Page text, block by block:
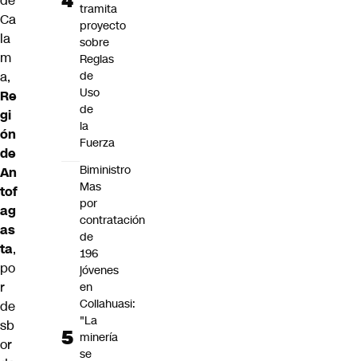
Ca
la
m
a,
Re
gi
ón
de
An
tof
ag
as
ta,
po
r
de
sb
or
tramita
proyecto
sobre
Reglas
de
Uso
de
la
Fuerza
Biministro
Mas
por
contratación
de
196
jóvenes
en
Collahuasi:
"La
minería
se